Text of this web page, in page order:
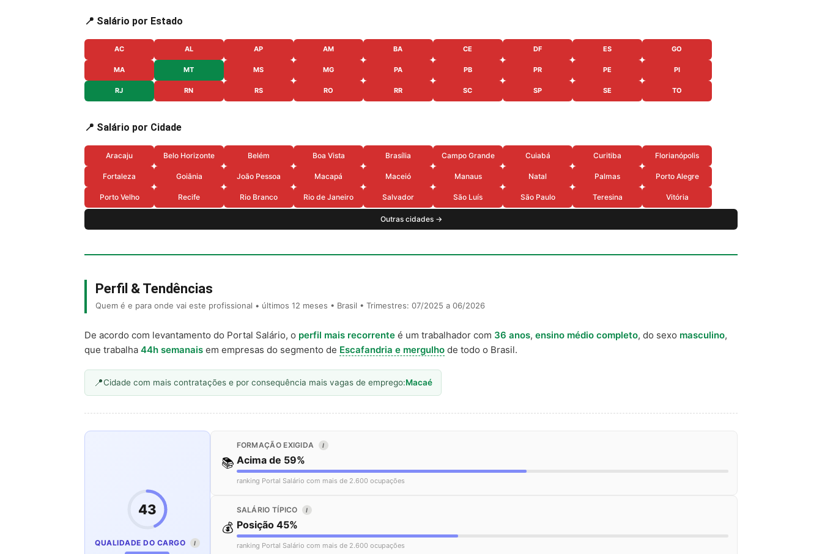
📍 Salário por Estado
AC AL AP AM BA CE DF ES GO
MA MT MS MG PA PB PR PE PI
RJ RN RS RO RR SC SP SE TO
📍 Salário por Cidade
Aracaju Belo Horizonte Belém Boa Vista Brasília Campo Grande Cuiabá Curitiba Florianópolis
Fortaleza Goiânia João Pessoa Macapá Maceió Manaus Natal Palmas Porto Alegre
Porto Velho Recife Rio Branco Rio de Janeiro Salvador São Luís São Paulo Teresina Vitória
Outras cidades →
Perfil & Tendências
Quem é e para onde vai este profissional • últimos 12 meses • Brasil • Trimestres: 07/2025 a 06/2026
De acordo com levantamento do Portal Salário, o perfil mais recorrente é um trabalhador com 36 anos, ensino médio completo, do sexo masculino,
que trabalha 44h semanais em empresas do segmento de Escafandria e mergulho de todo o Brasil.
Cidade com mais contratações e por consequência mais vagas de emprego:Macaé
43
QUALIDADE DO CARGO I
📚
FORMAÇÃO EXIGIDA I
Acima de 59%
ranking Portal Salário com mais de 2.600 ocupações
💰
SALÁRIO TÍPICO I
Posição 45%
ranking Portal Salário com mais de 2.600 ocupações